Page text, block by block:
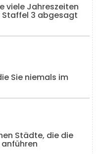
viele Jahreszeiten
Staffel 3 abgesagt
Sie niemals im
Städte, die die